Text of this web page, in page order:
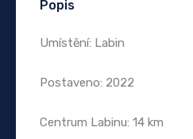
Popis
Umístění: Labin
Postaveno: 2022
Centrum Labinu: 14 km